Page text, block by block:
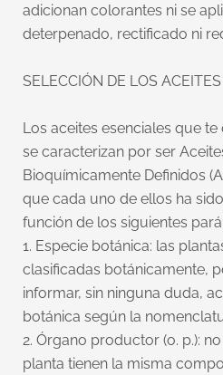
adicionan colorantes ni se
deterpenado, rectificado ni
SELECCIÓN DE LOS
Los aceites esenciales que te
se caracterizan por ser
Bioquímicamente Definidos
que cada uno de ellos ha
función de los siguientes
1. Especie botánica: las
clasificadas botánicamente,
informar, sin ninguna duda,
botánica según la
2. Órgano productor (o. p.):
planta tienen la misma